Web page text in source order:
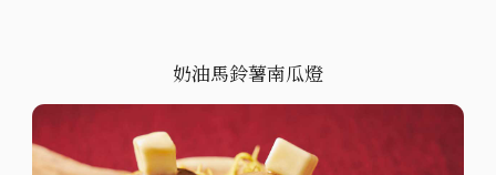
奶油馬鈴薯南瓜燈